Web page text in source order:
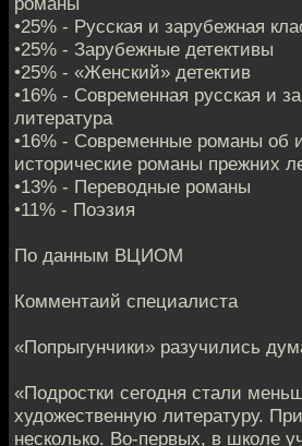
•25% - Русская и зарубежная
•25% - Зарубежные детективы
•25% - «Женский» детектив
•16% - Современная русская и
литература
•16% - Современные романы об
исторические романы прежних
•13% - Переводные романы
•11% - Поэзия
По данным ВЦИОМ
Комментаий специалиста
«Попрыгунчики» разучились
«Подростки сегодня стали
художественную литературу.
несколько. Во-первых, в школе